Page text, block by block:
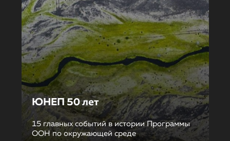
ЮНЕП 50 лет
15 главных событий в истории Программы
ООН по окружающей среде